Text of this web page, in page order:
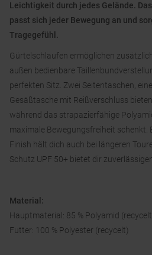
Leichtigkeit durch jedes Gelände.
passt sich jeder Bewegung an und
Tragegefühl.
Gürtelschlaufen ermöglichen
außen bedienbare
perfekten Sitz. Zwei Seitentaschen,
Gesäßtasche mit Reißverschluss
während das strapazierfähige
maximale Bewegungsfreiheit schenkt.
Finish hält dich auch bei längeren
Schutz UPF 50+ bietet dir
Material:
Hauptmaterial: 85 % Polyamid
Futter: 100 % Polyester (recycelt)